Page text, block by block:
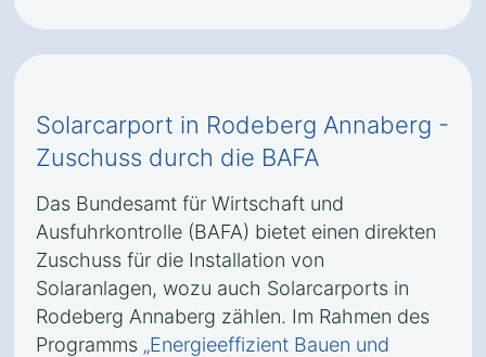
Solarcarport in Rodeberg Annaberg -
Zuschuss durch die BAFA
Das Bundesamt für Wirtschaft und
Ausfuhrkontrolle (BAFA) bietet einen direkten
Zuschuss für die Installation von
Solaranlagen, wozu auch Solarcarports in
Rodeberg Annaberg zählen. Im Rahmen des
Programms „Energieeffizient Bauen und